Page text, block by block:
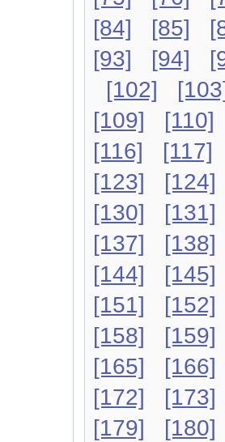
[84]
[85]
[93]
[94]
[102]
[109]
[110]
[116]
[117]
[123]
[124]
[130]
[131]
[137]
[138]
[144]
[145]
[151]
[152]
[158]
[159]
[165]
[166]
[172]
[173]
[179]
[180]